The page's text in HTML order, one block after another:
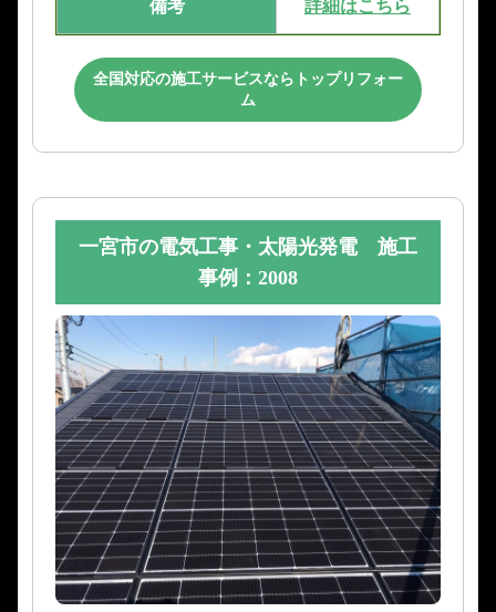
備考 詳細はこちら
全国対応の施工サービスならトップリフォー
ム
一宮市の電気工事・太陽光発電 施工
事例：2008